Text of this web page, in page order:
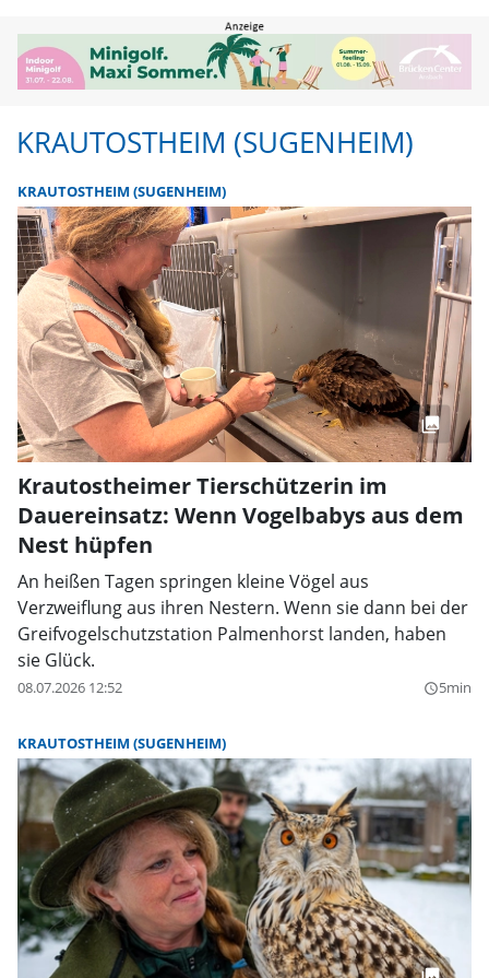
Krautostheim (Sugenheim) |
KRAUTOSTHEIM (SUGENHEIM)
KRAUTOSTHEIM (SUGENHEIM)
Krautostheimer Tierschützerin im
Dauereinsatz: Wenn Vogelbabys aus dem
Nest hüpfen
An heißen Tagen springen kleine Vögel aus
Verzweiflung aus ihren Nestern. Wenn sie dann bei der
Greifvogelschutzstation Palmenhorst landen, haben
sie Glück.
08.07.2026 12:52 query_builder5min
KRAUTOSTHEIM (SUGENHEIM)